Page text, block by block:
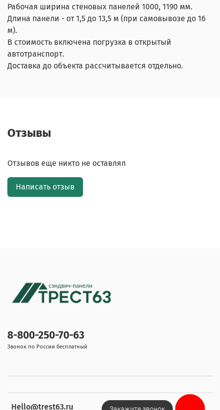
Рабочая ширина стеновых панелей 1000, 1190 мм.
Длина панели - от 1,5 до 13,5 м (при самовывозе до 16
м).
В стоимость включена погрузка в открытый
автотранспорт.
Доставка до объекта рассчитывается отдельно.
Отзывы
Отзывов еще никто не оставлял
Написать отзыв
Hello@trest63.ru
8-800-250-70-63
Звонок по России бесплатный